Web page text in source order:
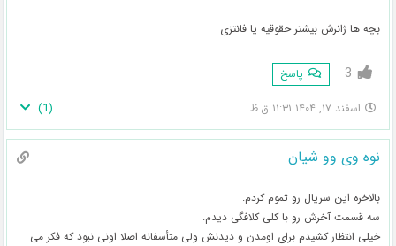
بچه ها ژانرش بیشتر حقوقیه یا فانتزی
3 پاسخ
اسفند ۱۷, ۱۴۰۴ ۱۱:۳۱ ق.ظ (
1
)
نوه وی وو شیان
بالاخره این سریال رو تموم کردم.
سه قسمت آخرش رو با کلی کلافگی دیدم.
خیلی انتظار کشیدم برای اومدن و دیدنش ولی متأسفانه اصلا اونی نبود که فکر می